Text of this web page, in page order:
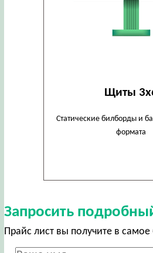
Щиты
Статические билборды и
формата
Запросить
Прайс лист вы получите в